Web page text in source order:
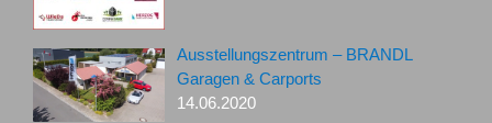
Ausstellungszentrum – BRANDL
Garagen & Carports
14.06.2020